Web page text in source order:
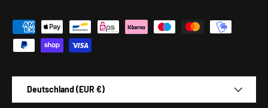
Zahlungsmethoden
Deutschland (EUR €)